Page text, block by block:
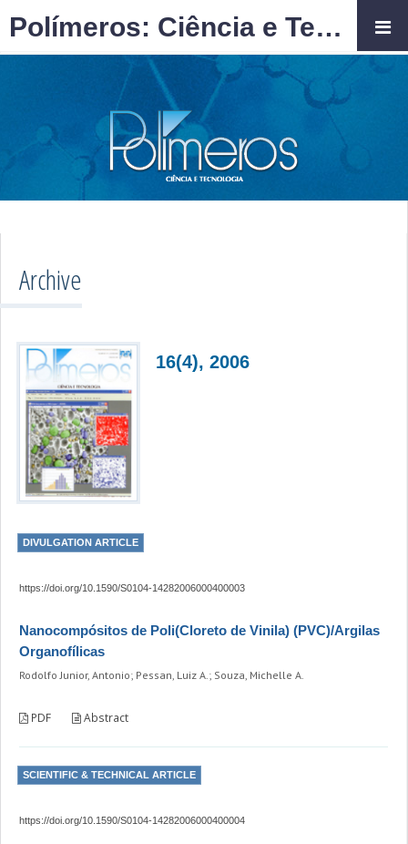
Archive
16(4), 2006
DIVULGATION ARTICLE
https://doi.org/10.1590/S0104-14282006000400003
Nanocompósitos de Poli(Cloreto de Vinila) (PVC)/Argilas
Organofílicas
Rodolfo Junior, Antonio; Pessan, Luiz A.; Souza, Michelle A.
PDF Abstract
SCIENTIFIC & TECHNICAL ARTICLE
https://doi.org/10.1590/S0104-14282006000400004
Polímeros: Ciência e Tecnologia